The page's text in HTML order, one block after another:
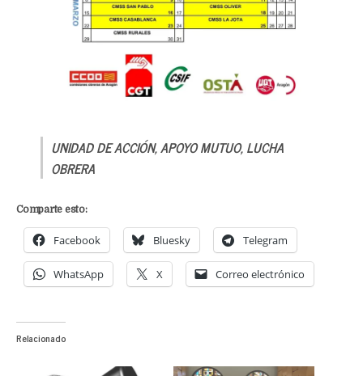
UNIDAD DE ACCIÓN, APOYO MUTUO, LUCHA
OBRERA
Comparte esto:
Facebook Bluesky Telegram
WhatsApp X Correo electrónico
Relacionado